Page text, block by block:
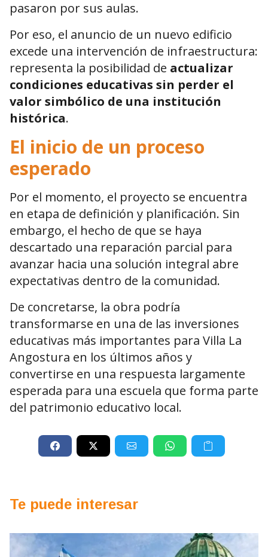
pasaron por sus aulas.
Por eso, el anuncio de un nuevo edificio
excede una intervención de infraestructura:
representa la posibilidad de actualizar
condiciones educativas sin perder el
valor simbólico de una institución
histórica.
El inicio de un proceso
esperado
Por el momento, el proyecto se encuentra
en etapa de definición y planificación. Sin
embargo, el hecho de que se haya
descartado una reparación parcial para
avanzar hacia una solución integral abre
expectativas dentro de la comunidad.
De concretarse, la obra podría
transformarse en una de las inversiones
educativas más importantes para Villa La
Angostura en los últimos años y
convertirse en una respuesta largamente
esperada para una escuela que forma parte
del patrimonio educativo local.
Te puede interesar